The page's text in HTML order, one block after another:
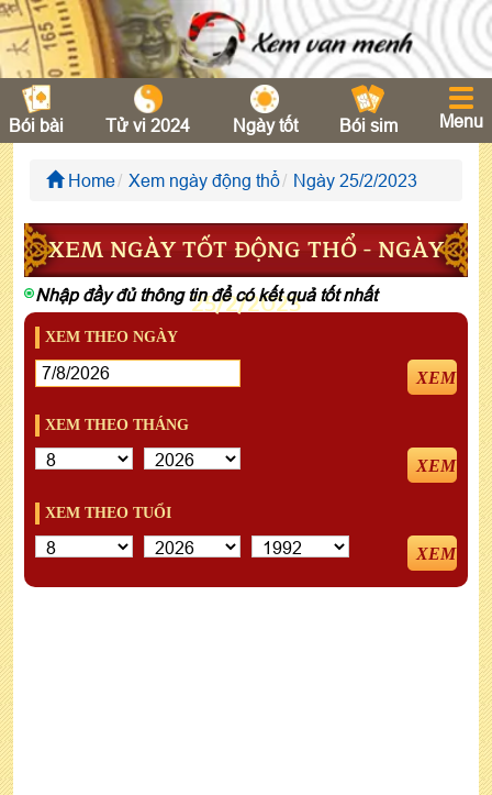
Bói bài Tử vi 2024 Ngày tốt Bói sim Menu
Home Xem ngày động thổ Ngày 25/2/2023
XEM NGÀY TỐT ĐỘNG THỔ - NGÀY
25/2/2023
Nhập đầy đủ thông tin để có kết quả tốt nhất
XEM THEO NGÀY
XEM
XEM THEO THÁNG
XEM
XEM THEO TUỔI
XEM